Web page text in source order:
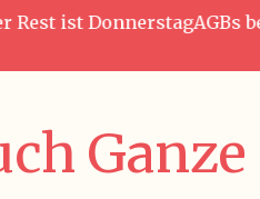
ist DonnerstagAGBs